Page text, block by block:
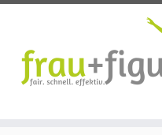
Zum
springen